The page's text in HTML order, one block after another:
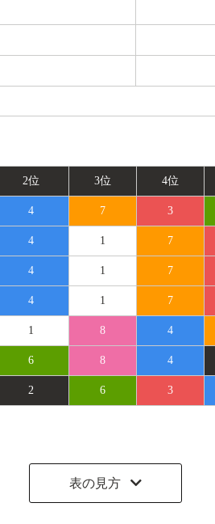
2位 3位 4位
4 7 3
4 1 7
4 1 7
4 1 7
1 8 4
6 8 4
2 6 3
表の見方